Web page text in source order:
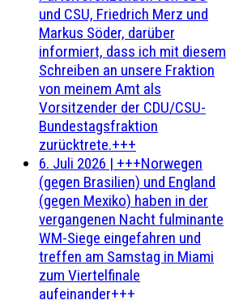
und CSU, Friedrich Merz und
Markus Söder, darüber
informiert, dass ich mit diesem
Schreiben an unsere Fraktion
von meinem Amt als
Vorsitzender der CDU/CSU-
Bundestagsfraktion
zurücktrete.+++
6. Juli 2026 | +++Norwegen
(gegen Brasilien) und England
(gegen Mexiko) haben in der
vergangenen Nacht fulminante
WM-Siege eingefahren und
treffen am Samstag in Miami
zum Viertelfinale
aufeinander+++